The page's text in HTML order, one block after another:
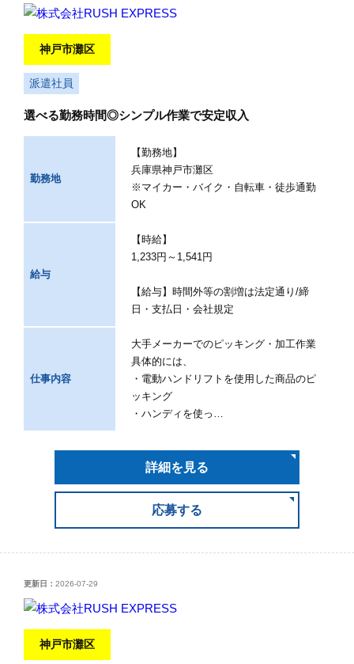
神戸市灘区
派遣社員
選べる勤務時間◎シンプル作業で安定収入
勤務地
【勤務地】
兵庫県神戸市灘区
※マイカー・バイク・自転車・徒歩通勤
OK
給与
【時給】
1,233円～1,541円
【給与】時間外等の割増は法定通り/締
日・支払日・会社規定
仕事内容
大手メーカーでのピッキング・加工作業
具体的には、
・電動ハンドリフトを使用した商品のピ
ッキング
・ハンディを使っ…
詳細を見る
応募する
更新日： 2026-07-29
神戸市灘区